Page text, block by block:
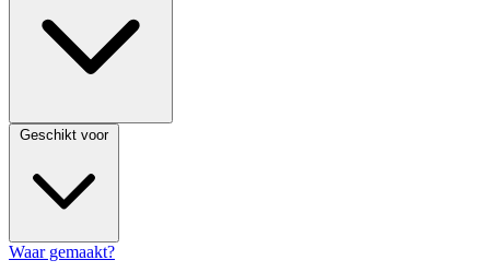
Geschikt voor
Waar gemaakt?